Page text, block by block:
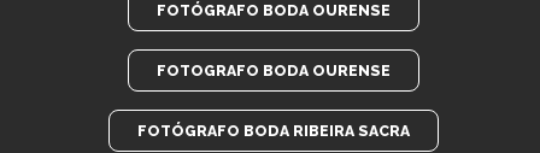
FOTÓGRAFO BODA OURENSE
FOTOGRAFO BODA OURENSE
FOTÓGRAFO BODA RIBEIRA SACRA